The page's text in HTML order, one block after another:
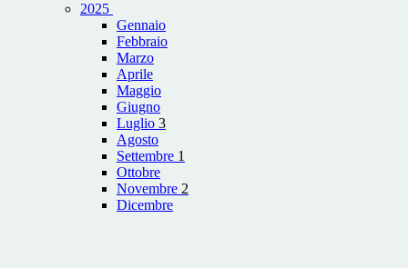
2025
Gennaio
Febbraio
Marzo
Aprile
Maggio
Giugno
Luglio 3
Agosto
Settembre 1
Ottobre
Novembre 2
Dicembre